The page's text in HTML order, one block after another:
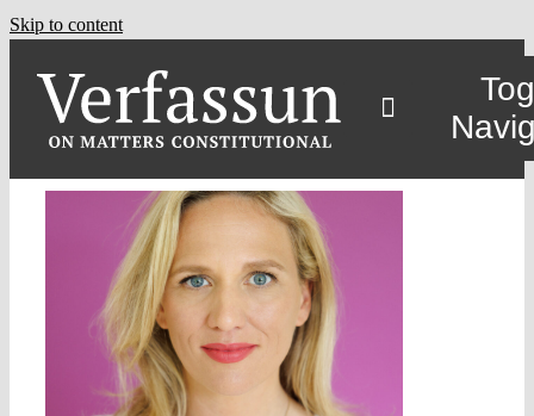
Skip to content